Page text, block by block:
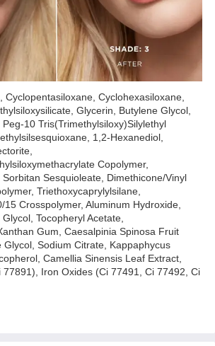
Cyclopentasiloxane, Cyclohexasiloxane,
Glycerin, Butylene Glycol,
10 Tris(Trimethylsiloxy)Silylethyl
1,2-Hexanediol,
Copolymer,
Sesquioleate, Dimethicone/Vinyl
Triethoxycaprylylsilane,
15 Crosspolymer, Aluminum Hydroxide,
Tocopheryl Acetate,
Gum, Caesalpinia Spinosa Fruit
Glycol, Sodium Citrate, Kappaphycus
Camellia Sinensis Leaf Extract,
77891), Iron Oxides (Ci 77491, Ci 77492, Ci